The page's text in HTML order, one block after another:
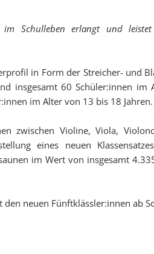
Schulleben erlangt und
in Form der Streicher- und
insgesamt 60 Schüler:innen
im Alter von 13 bis 18 Jahren.
zwischen Violine, Viola,
eines neuen
im Wert von insgesamt
neuen Fünftklässler:innen ab